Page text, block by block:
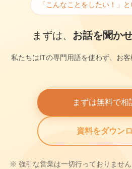
「こんなことをしたい！」
まずは、 お話を聞か
私たちはITの専門用語を使わず、お客
まずは無料で相
資料をダウン
※ 強引な営業は一切行っておりませ